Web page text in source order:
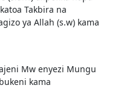
Takbira na
ya Allah (s.w) kama
Mw enyezi Mungu
kama